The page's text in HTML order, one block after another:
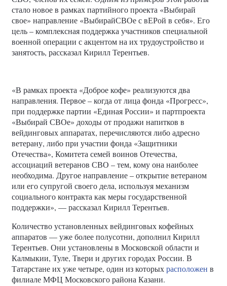
стало новое в рамках партийного проекта «Выбирай
свое» направление «ВыбирайСВОе с вЕРой в себя». Его
цель – комплексная поддержка участников специальной
военной операции с акцентом на их трудоустройство и
занятость, рассказал Кирилл Терентьев.
«В рамках проекта «Доброе кофе» реализуются два
направления. Первое – когда от лица фонда «Прогресс»,
при поддержке партии «Единая России» и партпроекта
«Выбирай СВОе» доходы от продажи напитков в
вейдинговых аппаратах, перечисляются либо адресно
ветерану, либо при участии фонда «Защитники
Отечества», Комитета семей воинов Отечества,
ассоциаций ветеранов СВО – тем, кому она наиболее
необходима. Другое направление – открытие ветераном
или его супругой своего дела, используя механизм
социального контракта как меры государственной
поддержки», — рассказал Кирилл Терентьев.
Количество установленных вейдинговых кофейных
аппаратов — уже более полусотни, дополнил Кирилл
Терентьев. Они установлены в Московской области и
Калмыкии, Туле, Твери и других городах России. В
Татарстане их уже четыре, один из которыхрасположен в
филиале МФЦ Московского района Казани.